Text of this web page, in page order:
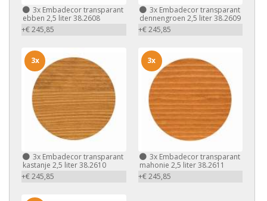
3x Embadecor transparant
ebben 2,5 liter 38.2608
+€ 245,85
3xEmbadecor transparant
dennengroen 2,5 liter 38.2609
+€ 245,85
3x Embadecor transparant
kastanje 2,5 liter 38.2610
+€ 245,85
3x
3xEmbadecor transparant
mahonie 2,5 liter 38.2611
+€ 245,85
3x